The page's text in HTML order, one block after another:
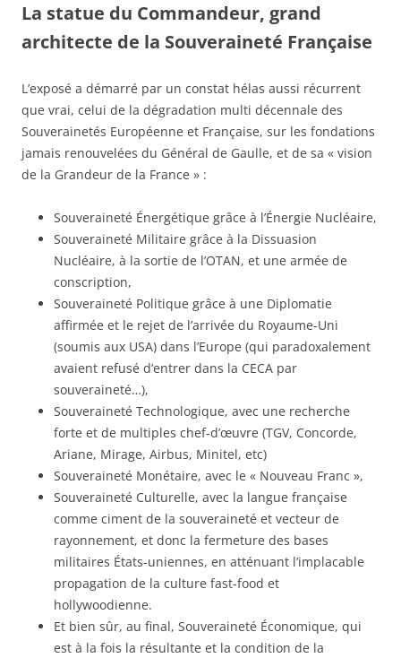
La statue du Commandeur, grand
architecte de la Souveraineté Française
L’exposé a démarré par un constat hélas aussi récurrent
que vrai, celui de la dégradation multi décennale des
Souverainetés Européenne et Française, sur les fondations
jamais renouvelées du Général de Gaulle, et de sa « vision
de la Grandeur de la France » :
Souveraineté Énergétique grâce à l’Énergie Nucléaire,
Souveraineté Militaire grâce à la Dissuasion
Nucléaire, à la sortie de l’OTAN, et une armée de
conscription,
Souveraineté Politique grâce à une Diplomatie
affirmée et le rejet de l’arrivée du Royaume-Uni
(soumis aux USA) dans l’Europe (qui paradoxalement
avaient refusé d’entrer dans la CECA par
souveraineté…),
Souveraineté Technologique, avec une recherche
forte et de multiples chef-d’œuvre (TGV, Concorde,
Ariane, Mirage, Airbus, Minitel, etc)
Souveraineté Monétaire, avec le « Nouveau Franc »,
Souveraineté Culturelle, avec la langue française
comme ciment de la souveraineté et vecteur de
rayonnement, et donc la fermeture des bases
militaires États-uniennes, en atténuant l’implacable
propagation de la culture fast-food et
hollywoodienne.
Et bien sûr, au final, Souveraineté Économique, qui
est à la fois la résultante et la condition de la